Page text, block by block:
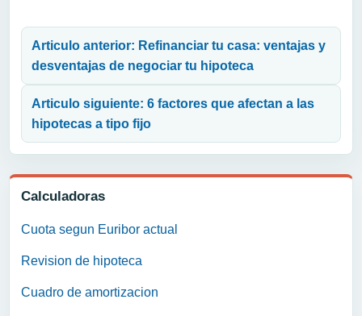
Calculadoras
Cuota segun Euribor actual
Revision de hipoteca
Cuadro de amortizacion
Navegación de entradas
Articulo anterior: Refinanciar tu casa: ventajas y
desventajas de negociar tu hipoteca
Articulo siguiente: 6 factores que afectan a las
hipotecas a tipo fijo